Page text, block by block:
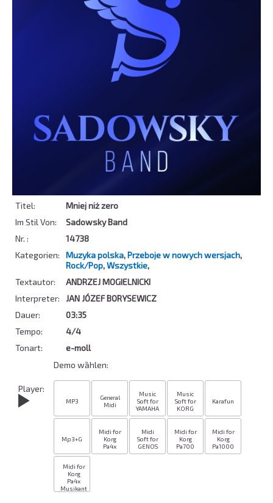
Titel:
Mniej niż zero
Im Stil Von:
Sadowsky Band
Nr. :
14738
Kategorien:
Muzyka polska,Przeboje w nowych wersjach,
Rock/Pop,Wszystkie,
Textautor:
ANDRZEJ MOGIELNICKI
Interpreter:
JAN JÓZEF BORYSEWICZ
Dauer:
03:35
Tempo:
4/4
Tonart:
e-moll
Player:
Demo wȁhlen:
MP3
General
Midi
Music
Soft for
YAMAHA
Music
Soft for
KORG
Karafun
Mp3+G
Midi for
Korg
Pa4x
Midi
Soft for
GENOS
Midi for
Korg
Pa700
Midi for
Korg
Pa1000
Midi for
Korg
Pa4x
Musikant